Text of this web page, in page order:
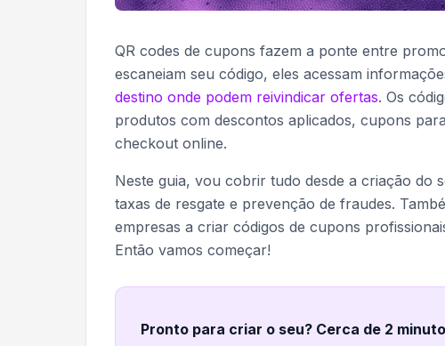
QR codes de cupons fazem a ponte entre
escaneiam seu código, eles acessam
destino onde podem reivindicar ofertas. Os
produtos com descontos aplicados, cupons
checkout online.
Neste guia, vou cobrir tudo desde a criação do
taxas de resgate e prevenção de fraudes.
empresas a criar códigos de cupons
Então vamos começar!
Pronto para criar o seu? Cerca de 2